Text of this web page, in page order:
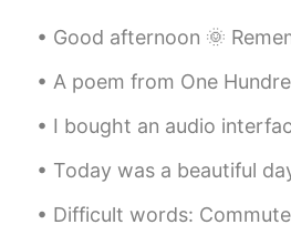
consejo para mí?
Xóchitl
muy buen camino!
Maykel
Good afternoon 🌞 Remember, it’s ok not to be ok. We
A poem from One Hundred Poets, One Poem Each (Hyakunin
I bought an audio interface so I can record directly to my
Today was a beautiful day, I went to the office and met my
Difficult words: Commute - Viaje diario Cable car - Funicular